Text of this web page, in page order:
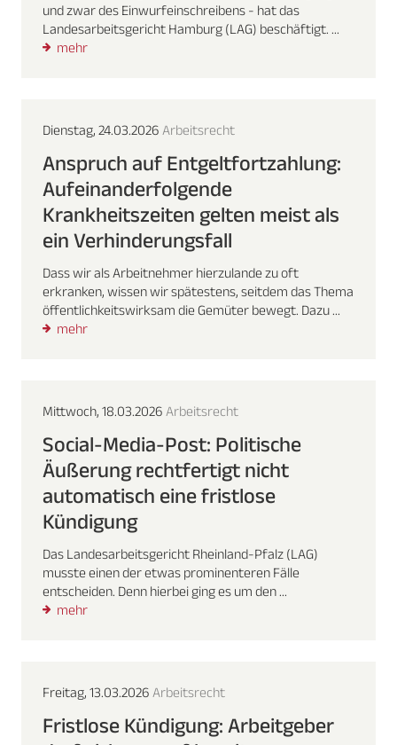
und zwar des Einwurfeinschreibens - hat das
Landesarbeitsgericht Hamburg (LAG) beschäftigt. ...
mehr
Dienstag, 24.03.2026 Arbeitsrecht
Anspruch auf Entgeltfortzahlung:
Aufeinanderfolgende
Krankheitszeiten gelten meist als
ein Verhinderungsfall
Dass wir als Arbeitnehmer hierzulande zu oft
erkranken, wissen wir spätestens, seitdem das Thema
öffentlichkeitswirksam die Gemüter bewegt. Dazu ...
mehr
Mittwoch, 18.03.2026 Arbeitsrecht
Social-Media-Post: Politische
Äußerung rechtfertigt nicht
automatisch eine fristlose
Kündigung
Das Landesarbeitsgericht Rheinland-Pfalz (LAG)
musste einen der etwas prominenteren Fälle
entscheiden. Denn hierbei ging es um den ...
mehr
Freitag, 13.03.2026 Arbeitsrecht
Fristlose Kündigung: Arbeitgeber